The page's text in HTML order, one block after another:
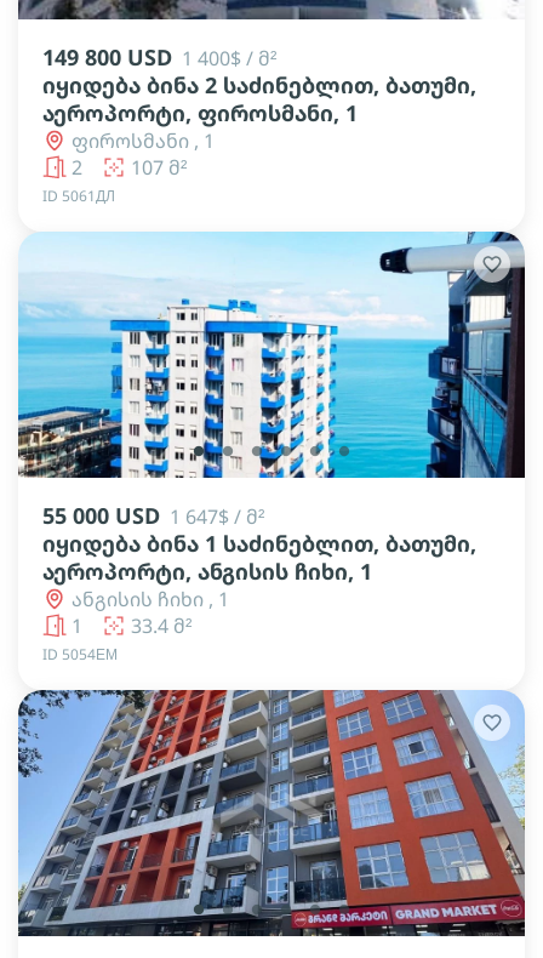
149 800 USD 1 400$ / მ²
იყიდება ბინა 2 საძინებლით, ბათუმი,
აეროპორტი, ფიროსმანი, 1
ფიროსმანი , 1
2
107 მ²
ID 5061ДЛ
lens lens lens lens lens lens
55 000 USD 1 647$ / მ²
იყიდება ბინა 1 საძინებლით, ბათუმი,
აეროპორტი, ანგისის ჩიხი, 1
ანგისის ჩიხი , 1
1
33.4 მ²
ID 5054ЕМ
lens lens lens lens lens lens